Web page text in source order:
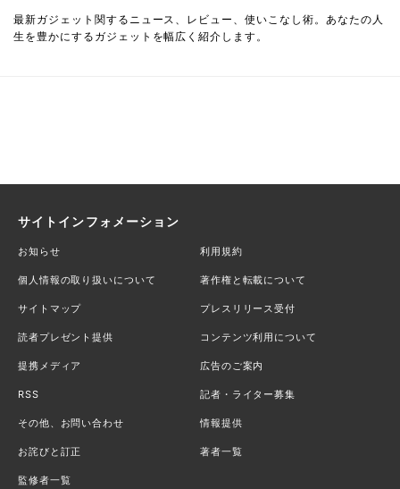
最新ガジェット関するニュース、レビュー、使いこなし術。あなたの人
生を豊かにするガジェットを幅広く紹介します。
サイトインフォメーション
お知らせ 利用規約
個人情報の取り扱いについて 著作権と転載について
サイトマップ プレスリリース受付
読者プレゼント提供 コンテンツ利用について
提携メディア 広告のご案内
RSS 記者・ライター募集
その他、お問い合わせ 情報提供
お詫びと訂正 著者一覧
監修者一覧